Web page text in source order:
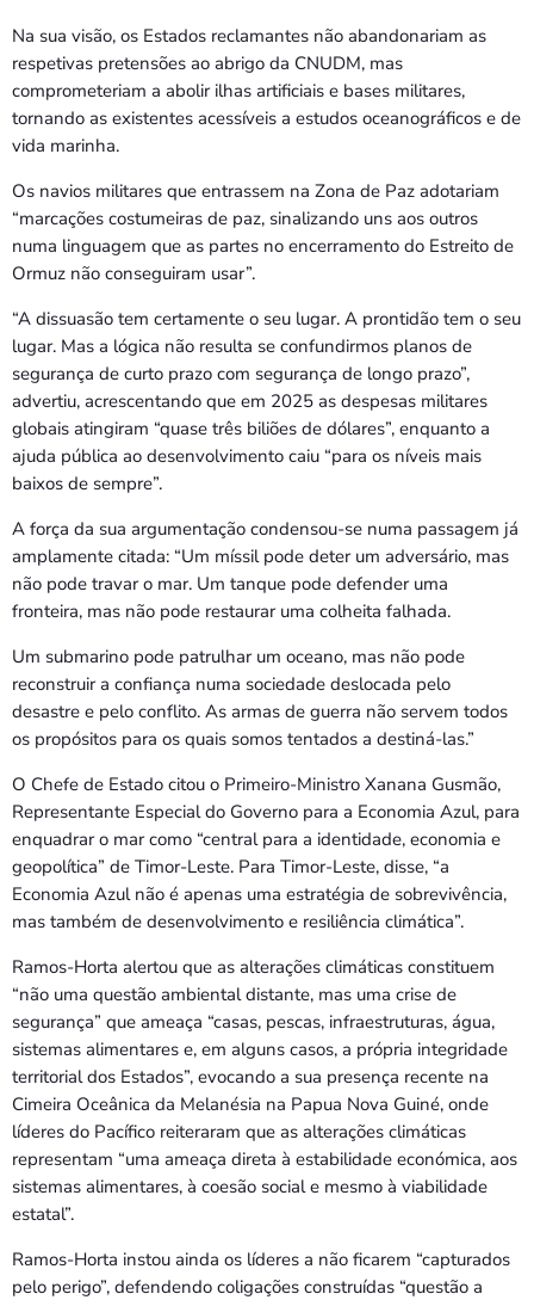
Na sua visão, os Estados reclamantes não abandonariam as
respetivas pretensões ao abrigo da CNUDM, mas
comprometeriam a abolir ilhas artificiais e bases militares,
tornando as existentes acessíveis a estudos oceanográficos e de
vida marinha.
Os navios militares que entrassem na Zona de Paz adotariam
“marcações costumeiras de paz, sinalizando uns aos outros
numa linguagem que as partes no encerramento do Estreito de
Ormuz não conseguiram usar”.
“A dissuasão tem certamente o seu lugar. A prontidão tem o seu
lugar. Mas a lógica não resulta se confundirmos planos de
segurança de curto prazo com segurança de longo prazo”,
advertiu, acrescentando que em 2025 as despesas militares
globais atingiram “quase três biliões de dólares”, enquanto a
ajuda pública ao desenvolvimento caiu “para os níveis mais
baixos de sempre”.
A força da sua argumentação condensou-se numa passagem já
amplamente citada: “Um míssil pode deter um adversário, mas
não pode travar o mar. Um tanque pode defender uma
fronteira, mas não pode restaurar uma colheita falhada.
Um submarino pode patrulhar um oceano, mas não pode
reconstruir a confiança numa sociedade deslocada pelo
desastre e pelo conflito. As armas de guerra não servem todos
os propósitos para os quais somos tentados a destiná-las.”
O Chefe de Estado citou o Primeiro-Ministro Xanana Gusmão,
Representante Especial do Governo para a Economia Azul, para
enquadrar o mar como “central para a identidade, economia e
geopolítica” de Timor-Leste. Para Timor-Leste, disse, “a
Economia Azul não é apenas uma estratégia de sobrevivência,
mas também de desenvolvimento e resiliência climática”.
Ramos-Horta alertou que as alterações climáticas constituem
“não uma questão ambiental distante, mas uma crise de
segurança” que ameaça “casas, pescas, infraestruturas, água,
sistemas alimentares e, em alguns casos, a própria integridade
territorial dos Estados”, evocando a sua presença recente na
Cimeira Oceânica da Melanésia na Papua Nova Guiné, onde
líderes do Pacífico reiteraram que as alterações climáticas
representam “uma ameaça direta à estabilidade económica, aos
sistemas alimentares, à coesão social e mesmo à viabilidade
estatal”.
Ramos-Horta instou ainda os líderes a não ficarem “capturados
pelo perigo”, defendendo coligações construídas “questão a